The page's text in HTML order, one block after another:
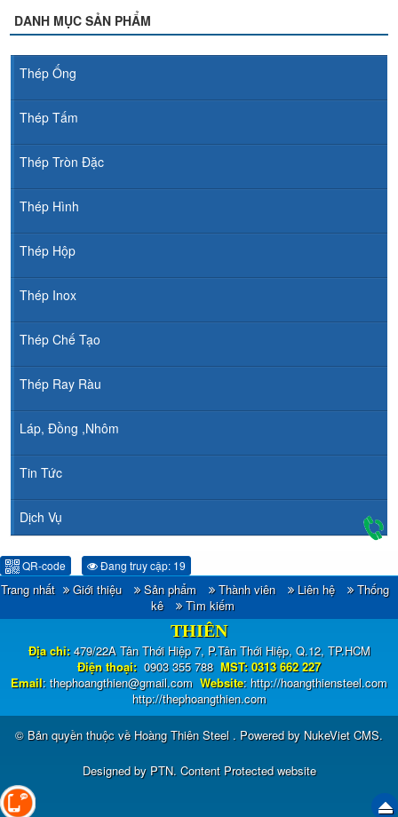
DANH MỤC SẢN PHẨM
Thép Ống
Thép Tấm
Thép Tròn Đặc
Thép Hình
Thép Hộp
Thép Inox
Thép Chế Tạo
Thép Ray Ràu
Láp, Đồng ,Nhôm
Tin Tức
Dịch Vụ
QR-code Đang truy cập: 19
Trang nhất Giới thiệu Sản phẩm Thành viên Liên hệ
Thống
kê
Tìm kiếm
CÔNG TY TNHH ĐẦU TƯ TM - XNK HOÀNG
THIÊN
Địa chỉ:479/22A Tân Thới Hiệp 7, P.Tân Thới Hiệp, Q.12, TP.HCM
Điện thoại: 0903 355 788 MST: 0313 662 227
Email: thephoangthien@gmail.com Website: http://hoangthiensteel.com
http://thephoangthien.com
© Bản quyền thuộc về Hoàng Thiên Steel . Powered by NukeViet CMS.
Designed by PTN. Content Protected website